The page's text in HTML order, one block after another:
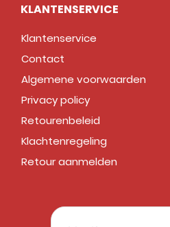
KLANTENSERVICE
Klantenservice
Contact
Algemene voorwaarden
Privacy policy
Retourenbeleid
Klachtenregeling
Retour aanmelden